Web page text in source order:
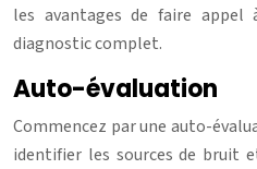
les avantages de faire appel
diagnostic complet.
Auto-évaluation
Commencez par une auto-
identifier les sources de bruit